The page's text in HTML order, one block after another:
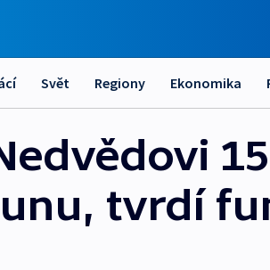
Svět Regiony Ekonomika
tvrdí